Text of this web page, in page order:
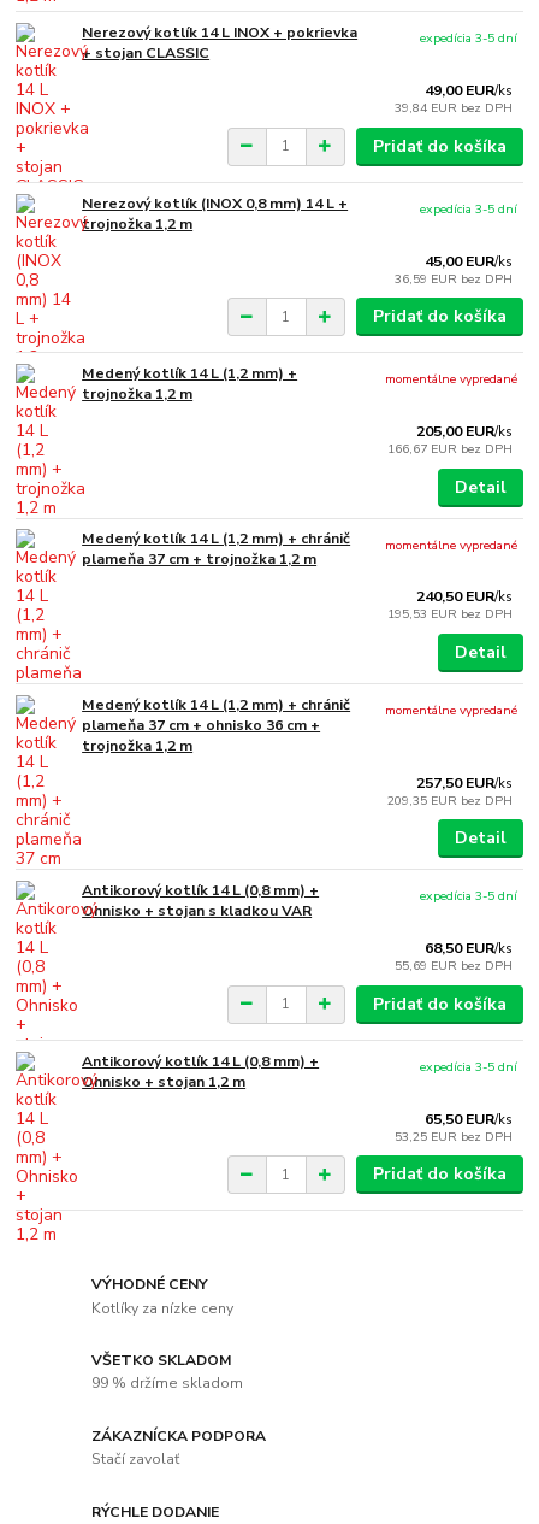
Nerezový kotlík 14 L INOX + pokrievka
+ stojan CLASSIC
49,00 EUR/ks
39,84 EUR bez DPH
expedícia 3-5 dní
Pridať do košíka
Nerezový kotlík (INOX 0,8 mm) 14 L +
trojnožka 1,2 m
45,00 EUR/ks
36,59 EUR bez DPH
expedícia 3-5 dní
Pridať do košíka
Medený kotlík 14 L (1,2 mm) +
trojnožka 1,2 m
205,00 EUR/ks
166,67 EUR bez DPH
momentálne vypredané
Detail
Medený kotlík 14 L (1,2 mm) + chránič
plameňa 37 cm + trojnožka 1,2 m
240,50 EUR/ks
195,53 EUR bez DPH
momentálne vypredané
Detail
Medený kotlík 14 L (1,2 mm) + chránič
plameňa 37 cm + ohnisko 36 cm +
trojnožka 1,2 m
257,50 EUR/ks
209,35 EUR bez DPH
momentálne vypredané
Detail
Antikorový kotlík 14 L (0,8 mm) +
Ohnisko + stojan s kladkou VAR
68,50 EUR/ks
55,69 EUR bez DPH
expedícia 3-5 dní
Pridať do košíka
Antikorový kotlík 14 L (0,8 mm) +
Ohnisko + stojan 1,2 m
65,50 EUR/ks
53,25 EUR bez DPH
expedícia 3-5 dní
Pridať do košíka
VÝHODNÉ CENY
Kotlíky za nízke ceny
VŠETKO SKLADOM
99 % držíme skladom
ZÁKAZNÍCKA PODPORA
Stačí zavolať
RÝCHLE DODANIE